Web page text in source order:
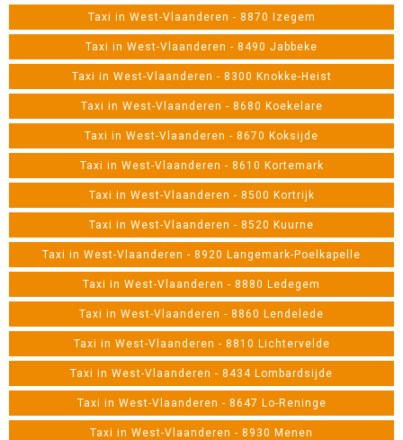
Taxi in West-Vlaanderen - 8870 Izegem
Taxi in West-Vlaanderen - 8490 Jabbeke
Taxi in West-Vlaanderen - 8300 Knokke-Heist
Taxi in West-Vlaanderen - 8680 Koekelare
Taxi in West-Vlaanderen - 8670 Koksijde
Taxi in West-Vlaanderen - 8610 Kortemark
Taxi in West-Vlaanderen - 8500 Kortrijk
Taxi in West-Vlaanderen - 8520 Kuurne
Taxi in West-Vlaanderen - 8920 Langemark-Poelkapelle
Taxi in West-Vlaanderen - 8880 Ledegem
Taxi in West-Vlaanderen - 8860 Lendelede
Taxi in West-Vlaanderen - 8810 Lichtervelde
Taxi in West-Vlaanderen - 8434 Lombardsijde
Taxi in West-Vlaanderen - 8647 Lo-Reninge
Taxi in West-Vlaanderen - 8930 Menen